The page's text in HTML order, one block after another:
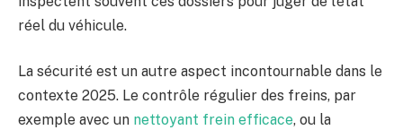
réel du véhicule.
La sécurité est un autre aspect incontournable dans le
contexte 2025. Le contrôle régulier des freins, par
exemple avec un nettoyant frein efficace, ou la